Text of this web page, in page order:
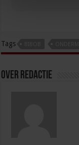
Tags
Over redactie